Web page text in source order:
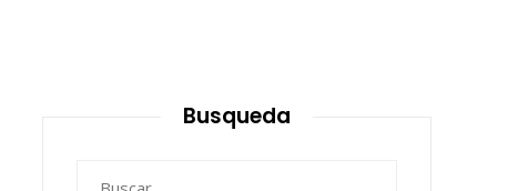
Busqueda